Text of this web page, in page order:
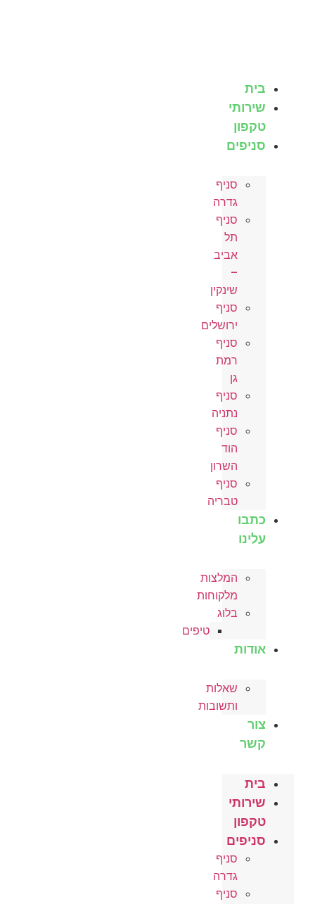
בית
שירותי
טקפון
סניפים
סניף
גדרה
סניף
תל
אביב
–
שינקין
סניף
ירושלים
סניף
רמת
גן
סניף
נתניה
סניף
הוד
השרון
סניף
טבריה
כתבו
עלינו
המלצות
מלקוחות
בלוג
טיפים
אודות
שאלות
ותשובות
צור
קשר
בית
שירותי
טקפון
סניפים
סניף
גדרה
סניף